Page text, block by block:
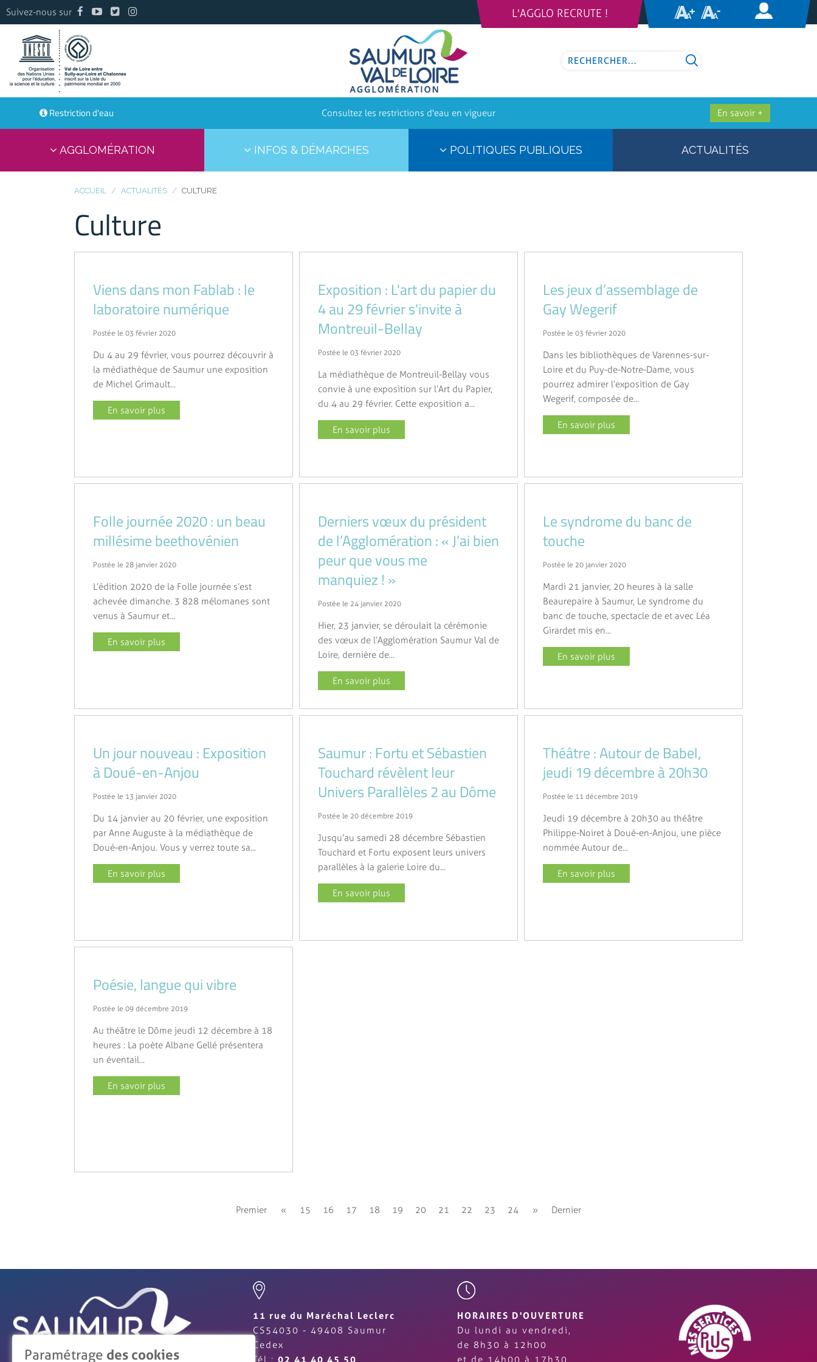
Suivez-nous sur L'AGGLO RECRUTE !
Restriction d'eau Consultez les restrictions d'eau en vigueur En savoir +
AGGLOMÉRATION INFOS & DÉMARCHES POLITIQUES PUBLIQUES ACTUALITÉS
ACCUEIL ACTUALITÉS CULTURE
Culture
Viens dans mon Fablab : le
laboratoire numérique
Postée le 03 février 2020
Du 4 au 29 février, vous pourrez découvrir à
la médiathèque de Saumur une exposition
de Michel Grimault...
En savoir plus
Folle journée 2020 : un beau
millésime beethovénien
Postée le 28 janvier 2020
L’édition 2020 de la Folle journée s’est
achevée dimanche. 3 828 mélomanes sont
venus à Saumur et...
En savoir plus
Un jour nouveau : Exposition
à Doué-en-Anjou
Postée le 13 janvier 2020
Du 14 janvier au 20 février, une exposition
par Anne Auguste à la médiathèque de
Doué-en-Anjou. Vous y verrez toute sa...
En savoir plus
Poésie, langue qui vibre
Postée le 09 décembre 2019
Au théâtre le Dôme jeudi 12 décembre à 18
heures : La poète Albane Gellé présentera
un éventail...
En savoir plus
Exposition : L'art du papier du
4 au 29 février s'invite à
Montreuil-Bellay
Postée le 03 février 2020
La médiathèque de Montreuil-Bellay vous
convie à une exposition sur l’Art du Papier,
du 4 au 29 février. Cette exposition a...
En savoir plus
Derniers vœux du président
de l’Agglomération : « J’ai bien
peur que vous me
manquiez ! »
Postée le 24 janvier 2020
Hier, 23 janvier, se déroulait la cérémonie
des vœux de l’Agglomération Saumur Val de
Loire, dernière de...
En savoir plus
Saumur : Fortu et Sébastien
Touchard révèlent leur
Univers Parallèles 2 au Dôme
Postée le 20 décembre 2019
Jusqu’au samedi 28 décembre Sébastien
Touchard et Fortu exposent leurs univers
parallèles à la galerie Loire du...
En savoir plus
Les jeux d’assemblage de
Gay Wegerif
Postée le 03 février 2020
Dans les bibliothèques de Varennes-sur-
Loire et du Puy-de-Notre-Dame, vous
pourrez admirer l’exposition de Gay
Wegerif, composée de...
En savoir plus
Le syndrome du banc de
touche
Postée le 20 janvier 2020
Mardi 21 janvier, 20 heures à la salle
Beaurepaire à Saumur, Le syndrome du
banc de touche, spectacle de et avec Léa
Girardet mis en...
En savoir plus
Théâtre : Autour de Babel,
jeudi 19 décembre à 20h30
Postée le 11 décembre 2019
Jeudi 19 décembre à 20h30 au théâtre
Philippe-Noiret à Doué-en-Anjou, une pièce
nommée Autour de...
En savoir plus
Premier « 15 16 17 18 19 20 21 22 23 24 » Dernier
Paramétrage des cookies
11 rue du Maréchal Leclerc
CS54030 - 49408 Saumur
Cedex
Tél : 02 41 40 45 50
HORAIRES D'OUVERTURE
Du lundi au vendredi,
de 8h30 à 12h00
et de 14h00 à 17h30